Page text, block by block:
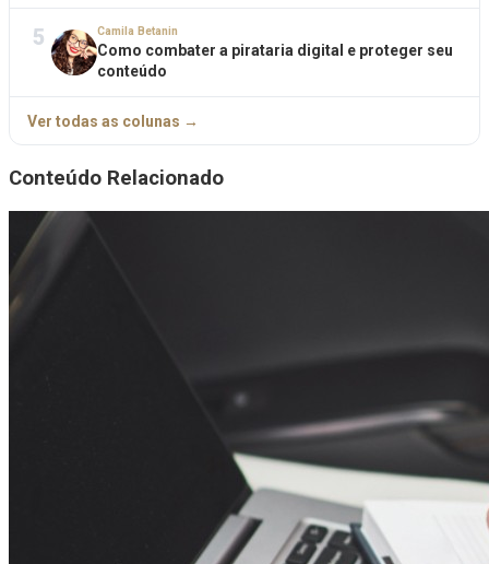
5 Camila Betanin
Como combater a pirataria digital e proteger seu
conteúdo
Ver todas as colunas →
Conteúdo Relacionado